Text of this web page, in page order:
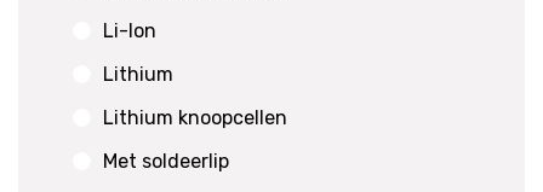
Li-Ion
Lithium
Lithium knoopcellen
Met soldeerlip